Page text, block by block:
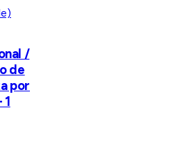
/
de
por
1